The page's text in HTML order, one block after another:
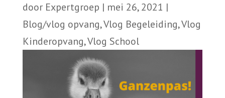
door Expertgroep | mei 26, 2021 |
Blog/vlog opvang,Vlog Begeleiding,Vlog
Kinderopvang,Vlog School